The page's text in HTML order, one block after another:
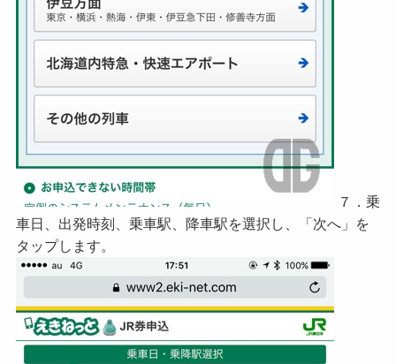
７．乗
車日、出発時刻、乗車駅、降車駅を選択し、「次へ」を
タップします。